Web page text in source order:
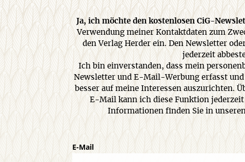
Ja, ich möchte den kostenlosen CiG-
Verwendung meiner Kontaktdaten zum
den Verlag Herder ein. Den Newsletter
jederzeit
Ich bin einverstanden, dass mein
Newsletter und E-Mail-Werbung erfasst
besser auf meine Interessen auszurichten.
E-Mail kann ich diese Funktion
Informationen finden Sie in unseren
E-Mail